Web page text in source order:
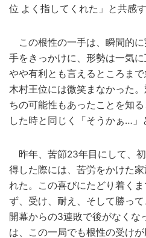
位 よく指してくれた」と共感
この根性の一手は、瞬間的
手をきっかけに、形勢は一気
やや有利とも言えるところま
木村王位には微笑まなかった
ちの可能性もあったことを知
した時と同じく「そうかぁ…」
昨年、苦節23年目にして、
得した際には、苦労をかけた
れた。この喜びにたどり着く
ず、受け、耐え、そして勝って
開幕からの3連敗で後がなくな
は、この一局でも根性の受け